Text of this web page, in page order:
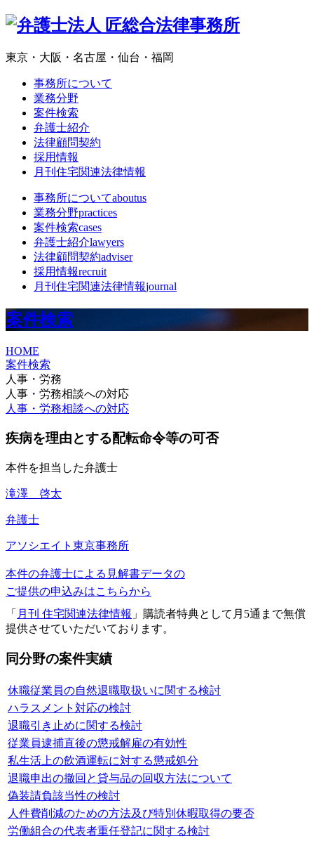
東京・大阪・名古屋・仙台・福岡
事務所について
業務分野
案件検索
弁護士紹介
法律顧問契約
採用情報
月刊住宅関連法律情報
事務所についてaboutus
業務分野practices
案件検索cases
弁護士紹介lawyers
法律顧問契約adviser
採用情報recruit
月刊住宅関連法律情報journal
案件検索
HOME
案件検索
人事・労務
人事・労務相談への対応
人事・労務相談への対応
疾病を理由とする配転命令等の可否
本件を担当した弁護士
滝澤 啓太
弁護士
アソシエイト 東京事務所
本件の弁護士による見解書データの
ご提供の申込みはこちらから
「 月刊 住宅関連法律情報 」購読者特典として月5通まで無償
提供させていただいております。
同分野の案件実績
休職従業員の自然退職取扱いに関する検討
ハラスメント対応の検討
退職引き止めに関する検討
従業員逮捕直後の懲戒解雇の有効性
私生活上の飲酒運転に対する懲戒処分
退職申出の撤回と貸与品の回収方法について
偽装請負該当性の検討
人件費削減のための方法及び特別休暇取得の要否
労働組合の代表者重任登記に関する検討